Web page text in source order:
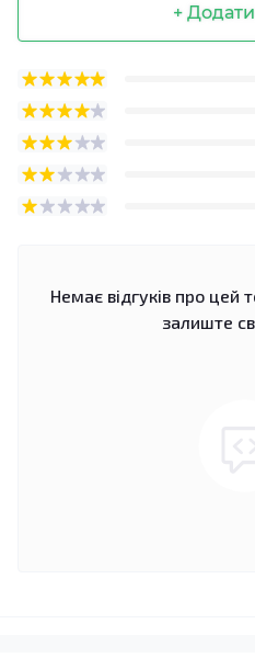
+
Немає відгуків про цей
залиште